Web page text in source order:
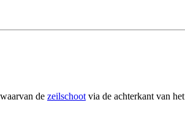
de zeilschoot via de achterkant van het